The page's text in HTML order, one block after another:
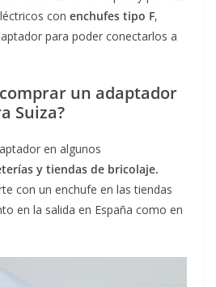
con enchufes tipo F,
para poder conectarlos a
un adaptador
Suiza?
en algunos
y tiendas de bricolaje.
con un enchufe en las tiendas
en la salida en España como en